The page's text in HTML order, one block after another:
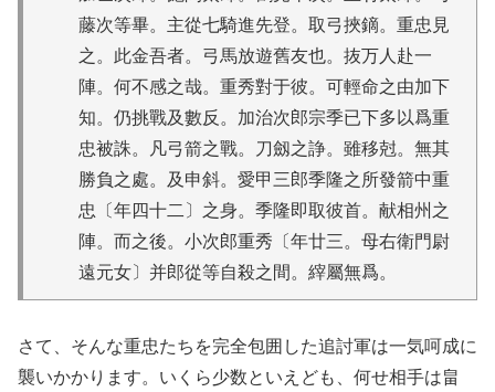
藤次等畢。主從七騎進先登。取弓挾鏑。重忠見
之。此金吾者。弓馬放遊舊友也。抜万人赴一
陣。何不感之哉。重秀對于彼。可輕命之由加下
知。仍挑戰及數反。加治次郎宗季已下多以爲重
忠被誅。凡弓箭之戰。刀劔之諍。雖移尅。無其
勝負之處。及申斜。愛甲三郎季隆之所發箭中重
忠〔年四十二〕之身。季隆即取彼首。献相州之
陣。而之後。小次郎重秀〔年廿三。母右衛門尉
遠元女〕并郎從等自殺之間。縡屬無爲。
さて、そんな重忠たちを完全包囲した追討軍は一気呵成に
襲いかかります。いくら少数といえども、何せ相手は畠